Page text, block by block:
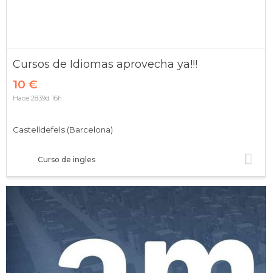
Cursos de Idiomas aprovecha ya!!!
10 €
Curso de ingles
Castelldefels (Barcelona)
Hace 2839d 16h